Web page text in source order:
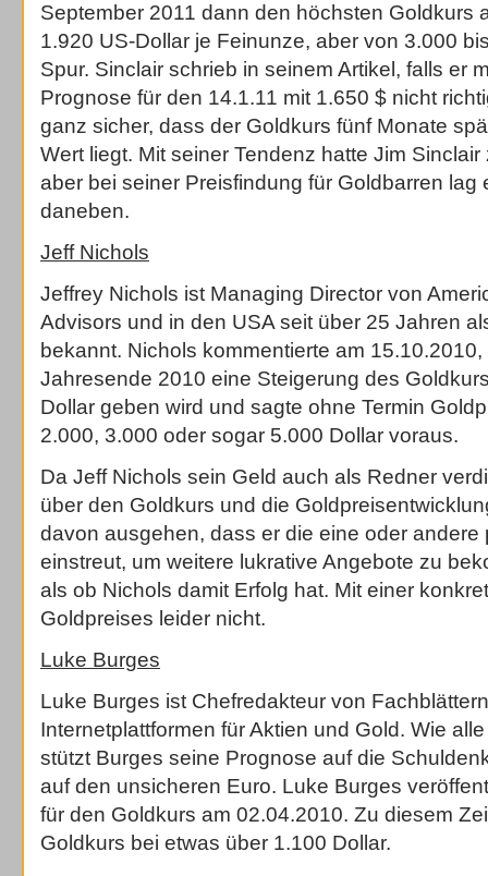
September 2011 dann den höchsten Goldkurs
1.920 US-Dollar je Feinunze, aber von 3.000
Spur. Sinclair schrieb in seinem Artikel, falls er
Prognose für den 14.1.11 mit 1.650 $ nicht
ganz sicher, dass der Goldkurs fünf Monate
Wert liegt. Mit seiner Tendenz hatte Jim
aber bei seiner Preisfindung für Goldbarren lag
daneben.
Jeff Nichols
Jeffrey Nichols ist Managing Director von
Advisors und in den USA seit über 25 Jahren
bekannt. Nichols kommentierte am
Jahresende 2010 eine Steigerung des
Dollar geben wird und sagte ohne Termin
2.000, 3.000 oder sogar 5.000 Dollar voraus.
Da Jeff Nichols sein Geld auch als Redner
über den Goldkurs und die
davon ausgehen, dass er die eine oder andere
einstreut, um weitere lukrative Angebote zu
als ob Nichols damit Erfolg hat. Mit einer
Goldpreises leider nicht.
Luke Burges
Luke Burges ist Chefredakteur von
Internetplattformen für Aktien und Gold. Wie
stützt Burges seine Prognose auf die
auf den unsicheren Euro. Luke Burges
für den Goldkurs am 02.04.2010. Zu diesem
Goldkurs bei etwas über 1.100 Dollar.